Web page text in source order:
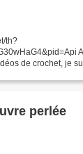
th?
de crochet, je
perlée